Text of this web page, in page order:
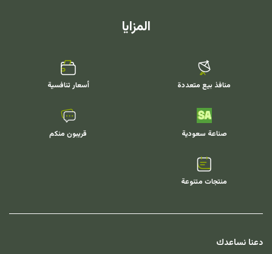
المزايا
منافذ بيع متعددة أسعار تنافسية
صناعة سعودية قريبون منكم
منتجات متنوعة
دعنا نساعدك